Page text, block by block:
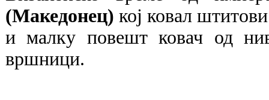
(Македонец) кој ковал
и малку повешт ковач од
вршници.